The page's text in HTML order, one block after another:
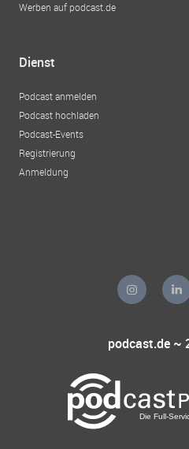
Werben auf podcast.de
Dienst
Podcast anmelden
Podcast hochladen
Podcast-Events
Registrierung
Anmeldung
podcast.de ~